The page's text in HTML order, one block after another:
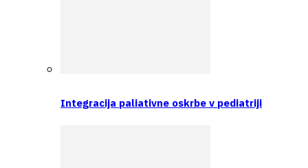
Integracija paliativne oskrbe v pediatriji